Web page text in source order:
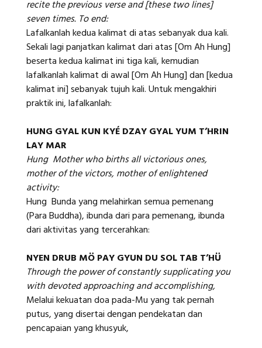
recite the previous verse and [these two lines]
seven times. To end:
Lafalkanlah kedua kalimat di atas sebanyak dua kali.
Sekali lagi panjatkan kalimat dari atas [Om Ah Hung]
beserta kedua kalimat ini tiga kali, kemudian
lafalkanlah kalimat di awal [Om Ah Hung] dan [kedua
kalimat ini] sebanyak tujuh kali. Untuk mengakhiri
praktik ini, lafalkanlah:
HUNG GYAL KUN KYÉ DZAY GYAL YUM T’HRIN
LAY MAR
Hung Mother who births all victorious ones,
mother of the victors, mother of enlightened
activity:
Hung Bunda yang melahirkan semua pemenang
(Para Buddha), ibunda dari para pemenang, ibunda
dari aktivitas yang tercerahkan:
NYEN DRUB MÖ PAY GYUN DU SOL TAB T’HÜ
Through the power of constantly supplicating you
with devoted approaching and accomplishing,
Melalui kekuatan doa pada-Mu yang tak pernah
putus, yang disertai dengan pendekatan dan
pencapaian yang khusyuk,